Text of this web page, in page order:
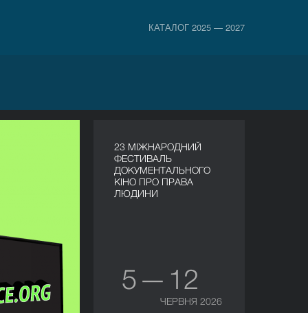
КАТАЛОГ 2025 — 2027
23 МІЖНАРОДНИЙ
ФЕСТИВАЛЬ
ДОКУМЕНТАЛЬНОГО
КІНО ПРО ПРАВА
ЛЮДИНИ
5 — 12
ЧЕРВНЯ 2026